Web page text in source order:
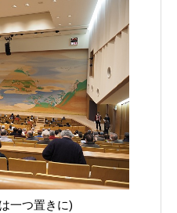
一つ置きに)